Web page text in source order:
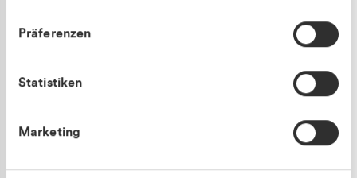
Präferenzen
Statistiken
Marketing